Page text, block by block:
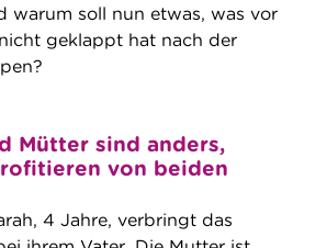
warum soll nun etwas, was vor
geklappt hat nach der
Mütter sind anders,
von beiden
4 Jahre, verbringt das